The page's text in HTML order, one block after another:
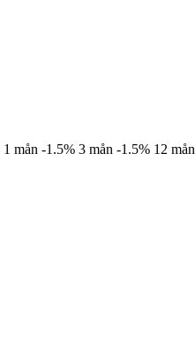
1 mån -1.5% 3 mån -1.5% 12 mån